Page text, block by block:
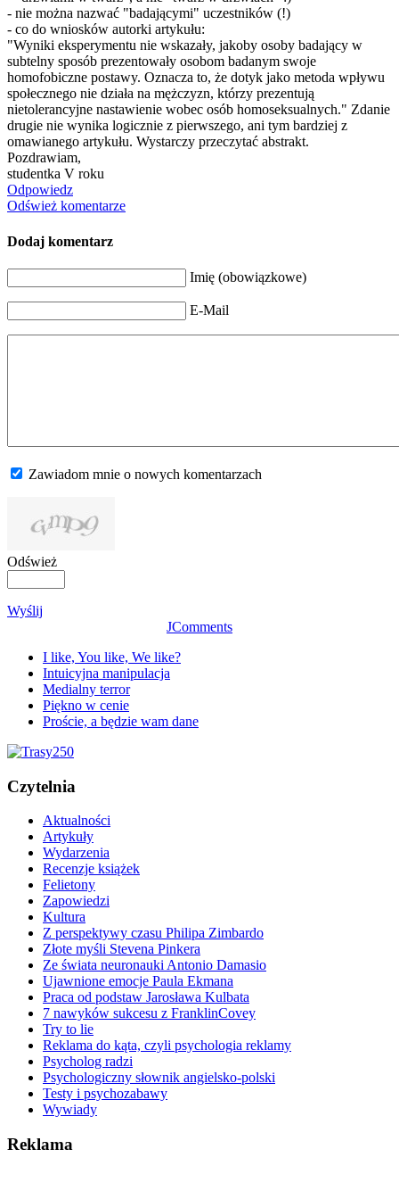
- nie można nazwać "badającymi" uczestników (!)
- co do wniosków autorki artykułu:
"Wyniki eksperymentu nie wskazały, jakoby osoby badający w
subtelny sposób prezentowały osobom badanym swoje
homofobiczne postawy. Oznacza to, że dotyk jako metoda wpływu
społecznego nie działa na mężczyzn, którzy prezentują
nietolerancyjne nastawienie wobec osób homoseksualnych." Zdanie
drugie nie wynika logicznie z pierwszego, ani tym bardziej z
omawianego artykułu. Wystarczy przeczytać abstrakt.
Pozdrawiam,
studentka V roku
Odpowiedz
Odśwież komentarze
Dodaj komentarz
Imię (obowiązkowe)
E-Mail
Zawiadom mnie o nowych komentarzach
Odśwież
Wyślij
JComments
I like, You like, We like?
Intuicyjna manipulacja
Medialny terror
Piękno w cenie
Proście, a będzie wam dane
Czytelnia
Aktualności
Artykuły
Wydarzenia
Recenzje książek
Felietony
Zapowiedzi
Kultura
Z perspektywy czasu Philipa Zimbardo
Złote myśli Stevena Pinkera
Ze świata neuronauki Antonio Damasio
Ujawnione emocje Paula Ekmana
Praca od podstaw Jarosława Kulbata
7 nawyków sukcesu z FranklinCovey
Try to lie
Reklama do kąta, czyli psychologia reklamy
Psycholog radzi
Psychologiczny słownik angielsko-polski
Testy i psychozabawy
Wywiady
Reklama